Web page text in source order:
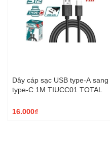
Dây cáp sạc USB type-A sang
type-C 1M TIUCC01 TOTAL
16.000₫